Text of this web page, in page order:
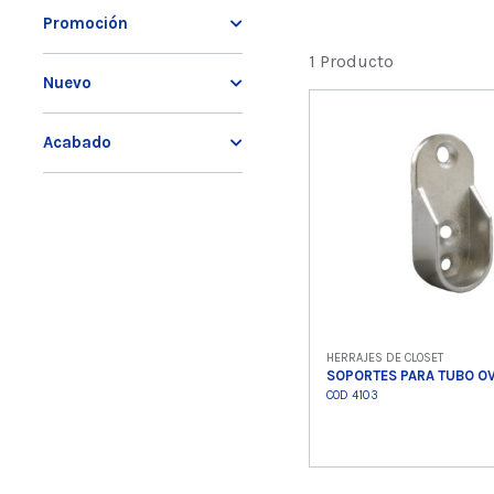
Promoción
Nuevo
Acabado
1 Producto
HERRAJES DE CLOSET
SOPORTES PARA TUBO
COD 4103